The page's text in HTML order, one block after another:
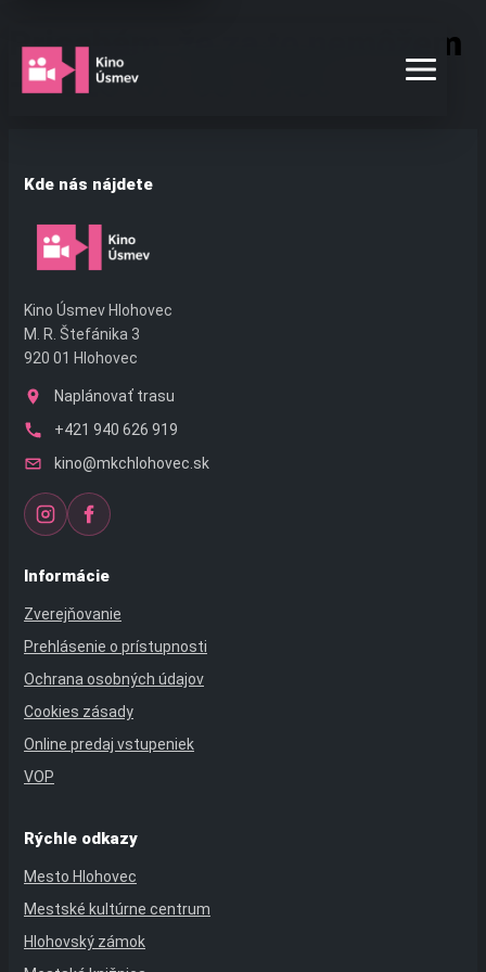
na
obsah
Prisahám, že za to nemôžem
– 2026-07-08 19:30
Kde nás nájdete
Kino Úsmev Hlohovec
M. R. Štefánika 3
920 01 Hlohovec
Naplánovať trasu
+421 940 626 919
kino@mkchlohovec.sk
Informácie
Zverejňovanie
Prehlásenie o prístupnosti
Ochrana osobných údajov
Cookies zásady
Online predaj vstupeniek
VOP
Rýchle odkazy
Mesto Hlohovec
Mestské kultúrne centrum
Hlohovský zámok